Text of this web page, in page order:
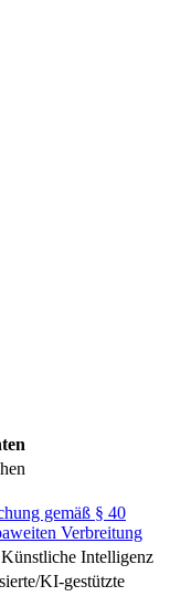
gemäß § 40
Verbreitung
Intelligenz
KI-gestützte